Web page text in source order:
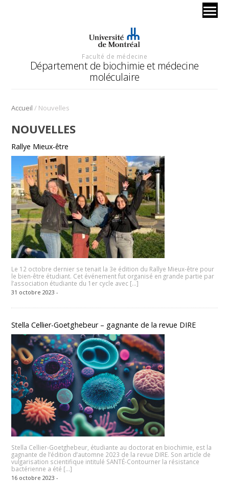
Faculté de médecine
Département de biochimie et médecine
moléculaire
Accueil / Nouvelles
NOUVELLES
Rallye Mieux-être
Le 12 octobre dernier se tenait la 3e édition du Rallye Mieux-être pour
le bien-être étudiant. Cet événement fut organisé en grande partie par
l’association étudiante du 1er cycle avec […]
31 octobre 2023 -
Stella Cellier-Goetghebeur – gagnante de la revue DIRE
Stella Cellier-Goetghebeur, étudiante au doctorat en biochimie, est la
gagnante de l’édition d’automne 2023 de la revue DIRE. Son article de
vulgarisation scientifique intitulé SANTÉ-Contourner la résistance
bactérienne a été […]
16 octobre 2023 -